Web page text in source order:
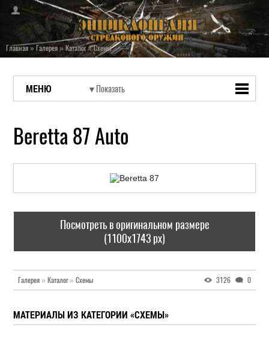
Главная»Галерея»Каталог»Схемы
МЕНЮ
Beretta 87 Auto
Посмотреть в оригинальном размере
(1100x1743 px)
Галерея » Каталог» Схемы 3126 0
МАТЕРИАЛЫ ИЗ КАТЕГОРИИ «СХЕМЫ»